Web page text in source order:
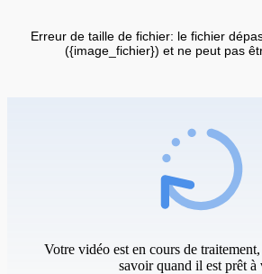
Erreur de taille de fichier: le fichier
({image_fichier}) et ne peut pas
Votre vidéo est en cours de
savoir quand il est prêt à